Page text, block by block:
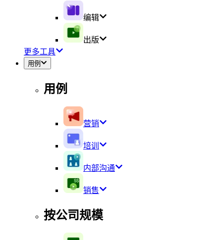
编辑
出版
更多工具
用例
用例
营销
培训
内部沟通
销售
按公司规模